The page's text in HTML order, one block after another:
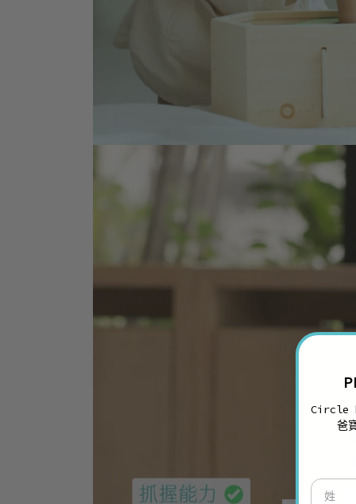
Circle
爸